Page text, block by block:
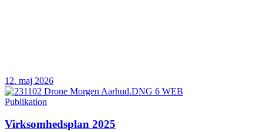
12. maj 2026
Publikation
Virksomhedsplan 2025